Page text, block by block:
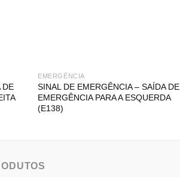
DE
EMERGÊNCIA
SINAL DE EMERGÊNCIA – SAÍDA DE
EMERGÊNCIA PARA A ESQUERDA
(E138)